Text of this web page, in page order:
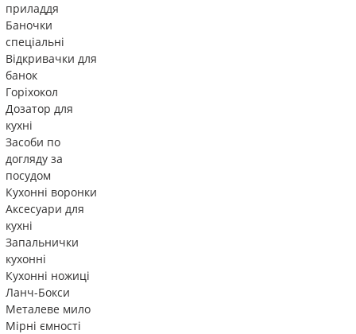
приладдя
Баночки
спеціальні
Відкривачки для
банок
Горіхокол
Дозатор для
кухні
Засоби по
догляду за
посудом
Кухонні воронки
Аксесуари для
кухні
Запальнички
кухонні
Кухонні ножиці
Ланч-Бокси
Металеве мило
Мірні ємності